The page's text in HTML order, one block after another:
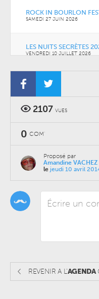
ROCK IN BOURLON
SAMEDI 27 JUIN 2026
LES NUITS SECRÈTES
VENDREDI 10 JUILLET 2026
2107 VUES
0 COM'
Proposé par
Amandine VACHEZ
le jeudi 10 avril
REVENIR A L'AGENDA